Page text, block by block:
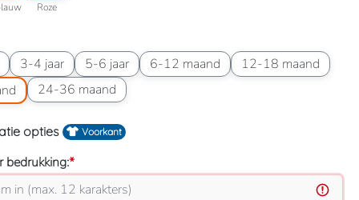
Roze
maand
3-4 jaar
Maatoptie: 3-4 jaar
5-6 jaar
Maatoptie: 5-6 jaar6-12 maand
Maatoptie: 6-12 maand12-18 maand
Maatoptie: 12-18
24 maand24-36 maand
Maatoptie: 24-36 maand
opties Voorkant
bedrukking:*